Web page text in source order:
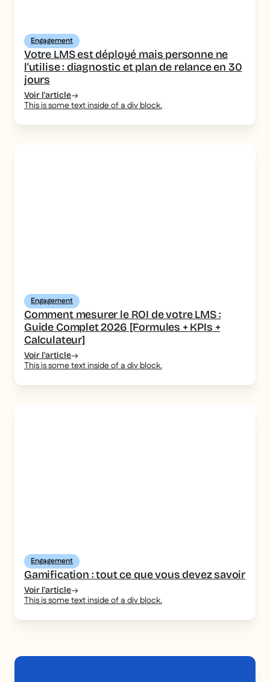
Engagement
Votre LMS est déployé mais personne ne
l'utilise : diagnostic et plan de relance en 30
jours
Voir l'article
This is some text inside of a div block.
Engagement
Comment mesurer le ROI de votre LMS :
Guide Complet 2026 [Formules + KPIs +
Calculateur]
Voir l'article
This is some text inside of a div block.
Engagement
Gamification : tout ce que vous devez savoir
Voir l'article
This is some text inside of a div block.